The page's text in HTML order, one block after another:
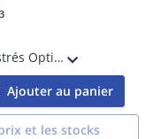
Luminaires Encastrés OptiClip 1200 1L 33W 4700lm 840 Finition de couleur blanche SylSmart Connected SSA
Ajouter au panier
et les stocks